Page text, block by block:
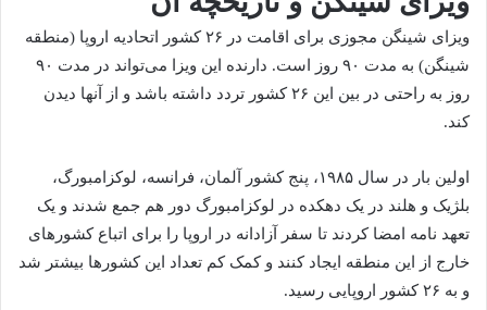
ویزای شینگن مجوزی برای اقامت در ۲۶ کشور اتحادیه اروپا (منطقه
شینگن) به مدت ۹۰ روز است. دارنده این ویزا می‌تواند در مدت ۹۰
روز به راحتی در بین این ۲۶ کشور تردد داشته باشد و از آنها دیدن
کند.
اولین بار در سال ۱۹۸۵، پنج کشور آلمان، فرانسه، لوکزامبورگ،
بلژیک و هلند در یک دهکده در لوکزامبورگ دور هم جمع شدند و یک
تعهد نامه امضا کردند تا سفر آزادانه در اروپا را برای اتباع کشورهای
خارج از این منطقه ایجاد کنند و کمک کم تعداد این کشورها بیشتر شد
و به ۲۶ کشور اروپایی رسید.